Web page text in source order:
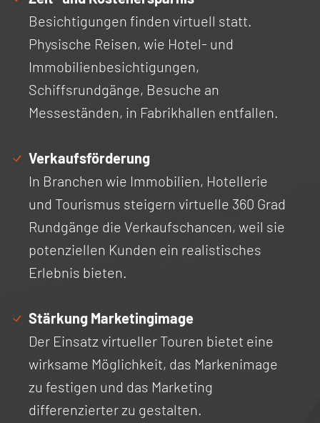
Besichtigungen finden virtuell statt.
Physische Reisen, wie Hotel- und
Immobilienbesichtigungen,
Schiffsrundgänge, Besuche an
Messeständen, in Fabrikhallen entfallen.
Verkaufsförderung
In Branchen wie Immobilien, Hotellerie
und Tourismus steigern virtuelle 360 Grad
Rundgänge die Verkaufschancen, weil sie
potenziellen Kunden ein realistisches
Erlebnis bieten.
Stärkung Marketingimage
Der Einsatz virtueller Touren bietet eine
wirksame Möglichkeit, das Markenimage
zu festigen und das Marketing
differenzierter zu gestalten.